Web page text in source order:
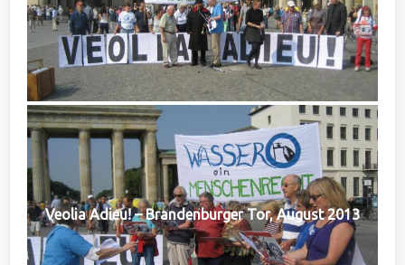
Veolia Adieu! – Brandenburger Tor, August 2013